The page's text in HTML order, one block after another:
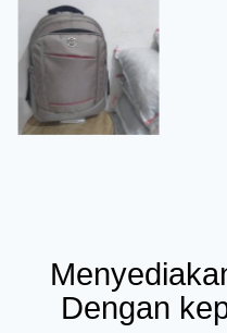
Dengan